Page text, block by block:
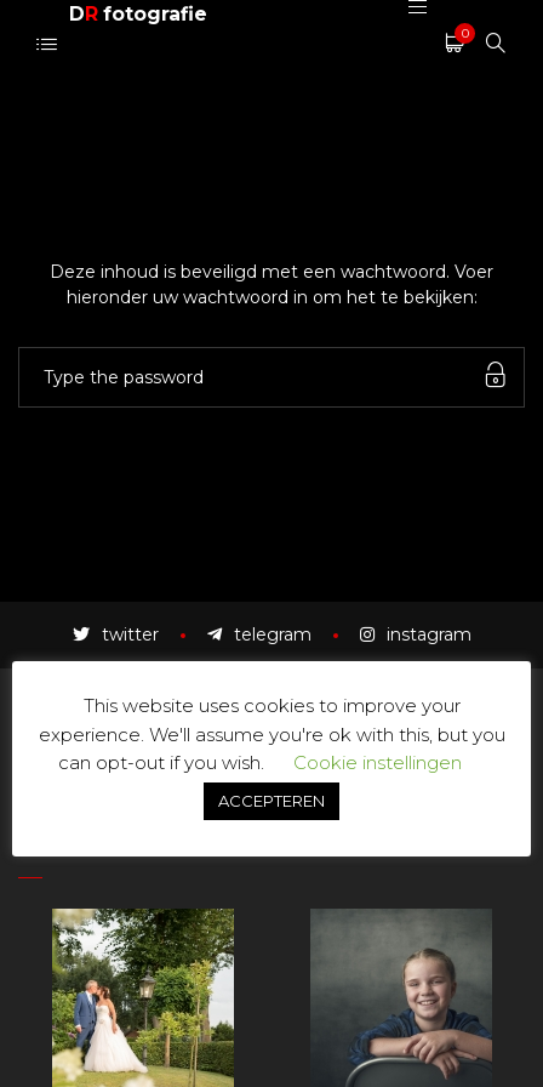
DR fotografie
0
Deze inhoud is beveiligd met een wachtwoord. Voer
hieronder uw wachtwoord in om het te bekijken:
twitter telegram instagram
DRfotografie
This website uses cookies to improve your
experience. We'll assume you're ok with this, but you
can opt-out if you wish.
Cookie instellingen
ACCEPTEREN